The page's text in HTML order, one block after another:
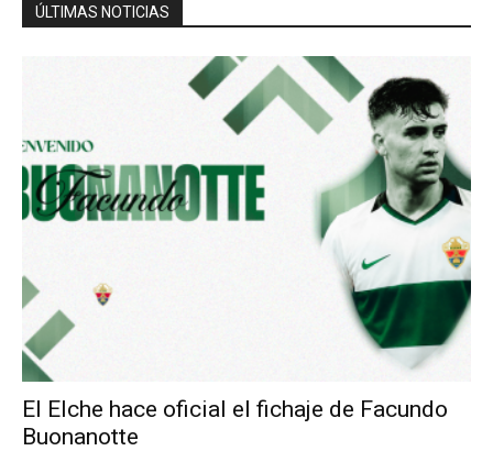
ÚLTIMAS NOTICIAS
El Elche hace oficial el fichaje de Facundo
Buonanotte